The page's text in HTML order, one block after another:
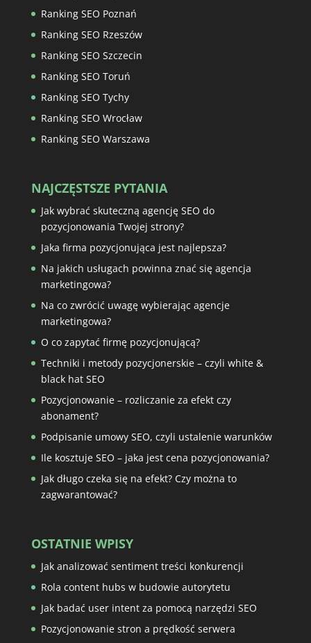
Ranking SEO Poznań
Ranking SEO Rzeszów
Ranking SEO Szczecin
Ranking SEO Toruń
Ranking SEO Tychy
Ranking SEO Wrocław
Ranking SEO Warszawa
NAJCZĘSTSZE PYTANIA
Jak wybrać skuteczną agencję SEO do
pozycjonowania Twojej strony?
Jaka firma pozycjonująca jest najlepsza?
Na jakich usługach powinna znać się agencja
marketingowa?
Na co zwrócić uwagę wybierając agencje
marketingowa?
O co zapytać firmę pozycjonującą?
Techniki i metody pozycjonerskie – czyli white &
black hat SEO
Pozycjonowanie – rozliczanie za efekt czy
abonament?
Podpisanie umowy SEO, czyli ustalenie warunków
Ile kosztuje SEO – jaka jest cena pozycjonowania?
Jak długo czeka się na efekt? Czy można to
zagwarantować?
OSTATNIE WPISY
Jak analizować sentiment treści konkurencji
Rola content hubs w budowie autorytetu
Jak badać user intent za pomocą narzędzi SEO
Pozycjonowanie stron a prędkość serwera